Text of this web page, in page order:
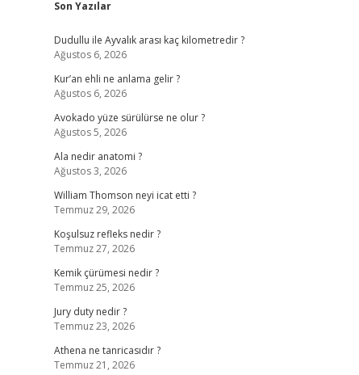
Son Yazılar
Dudullu ile Ayvalık arası kaç kilometredir ?
Ağustos 6, 2026
Kur’an ehli ne anlama gelir ?
Ağustos 6, 2026
Avokado yüze sürülürse ne olur ?
Ağustos 5, 2026
Ala nedir anatomi ?
Ağustos 3, 2026
William Thomson neyi icat etti ?
Temmuz 29, 2026
Koşulsuz refleks nedir ?
Temmuz 27, 2026
Kemik çürümesi nedir ?
Temmuz 25, 2026
Jury duty nedir ?
Temmuz 23, 2026
Athena ne tanricasıdır ?
Temmuz 21, 2026